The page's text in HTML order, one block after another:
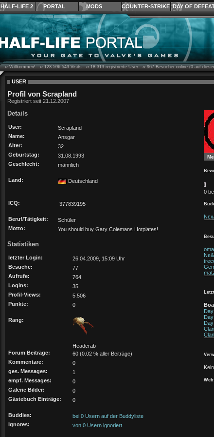
HALF-LIFE 2 PORTAL MODS COUNTER-STRIKE DAY OF
›› Willkommen! ››123.596.549Visits ››18.313registrierte User ››967Besucher online (0 auf
USER
Profil von Scrapland
Registriert seit 21.12.2007
Details
User:
Scrapland
Name:
Ansgar
Alter:
32
Geburtstag:
31.08.1993
Geschlecht:
männlich
Land: Deutschland
ICQ: 377839195
Beruf/Tätigkeit:
Schüler
Motto:
You should buy Gary Colemans Hotplates!
Statistiken
letzter Login:
26.04.2009, 15:09 Uhr
Besuche:
77
Aufrufe:
764
Logins:
35
Profil-Views:
5.506
Punkte:
0
Rang:
Headcrab
Forum Beiträge:
60 (0.02 % aller Beiträge)
Kommentare:
0
ges. Messages:
1
empf. Messages:
0
Galerie Bilder:
0
Gästebuch Einträge:
0
Buddies:
bei 0 Usern auf der Buddyliste
Ignores:
von 0 Usern ignoriert
0